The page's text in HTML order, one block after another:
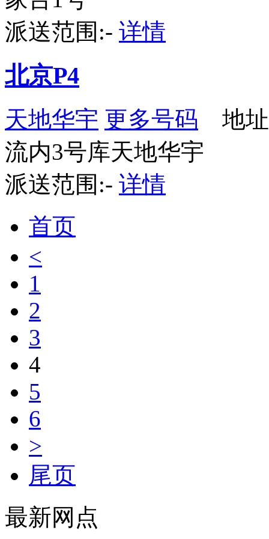
派送范围:- 详情
北京P4
天地华宇 更多号码 地址
流内3号库天地华宇
派送范围:- 详情
首页
<
1
2
3
4
5
6
>
尾页
最新网点